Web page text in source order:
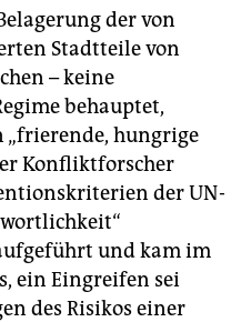
der von
Stadtteile von
– keine
behauptet,
„frierende, hungrige
Konfliktforscher
der UN-
und kam im
ein Eingreifen sei
des Risikos einer